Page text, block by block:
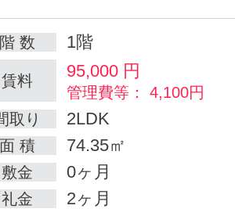
階 数 1階
賃料 95,000 円
管理費等： 4,100円
取り
2LDK
面 積 74.35㎡
敷金 0ヶ月
礼金 2ヶ月